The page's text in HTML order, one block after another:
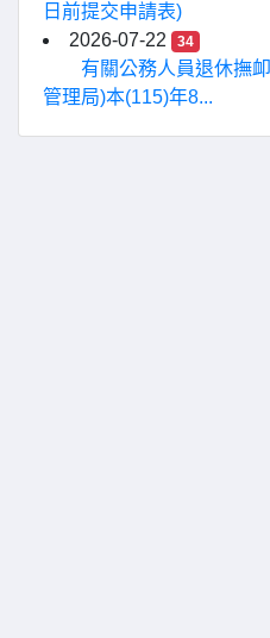
日前提交申請表)
2026-07-22
34
有關公務人員退休撫
管理局)本(115)年8...